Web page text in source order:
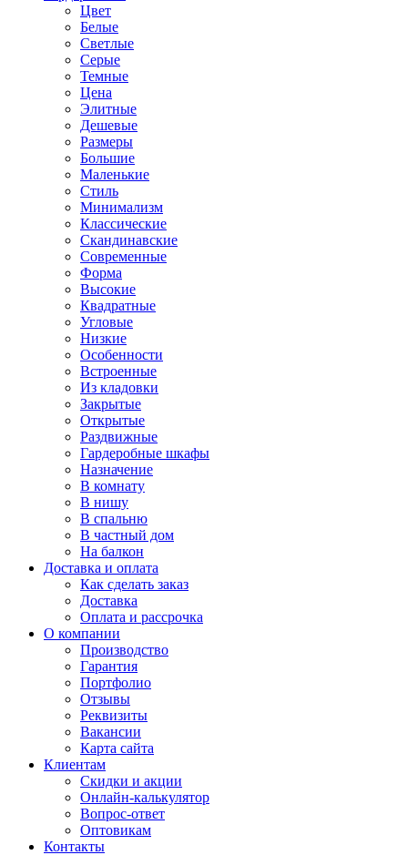
Цвет
Белые
Светлые
Серые
Темные
Цена
Элитные
Дешевые
Размеры
Большие
Маленькие
Стиль
Минимализм
Классические
Скандинавские
Современные
Форма
Высокие
Квадратные
Угловые
Низкие
Особенности
Встроенные
Из кладовки
Закрытые
Открытые
Раздвижные
Гардеробные шкафы
Назначение
В комнату
В нишу
В спальню
В частный дом
На балкон
Доставка и оплата
Как сделать заказ
Доставка
Оплата и рассрочка
О компании
Производство
Гарантия
Портфолио
Отзывы
Реквизиты
Вакансии
Карта сайта
Клиентам
Скидки и акции
Онлайн-калькулятор
Вопрос-ответ
Оптовикам
Контакты